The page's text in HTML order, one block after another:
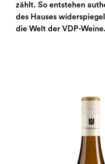
zählt. So entstehen
des Hauses
die Welt der VDP-Weine.